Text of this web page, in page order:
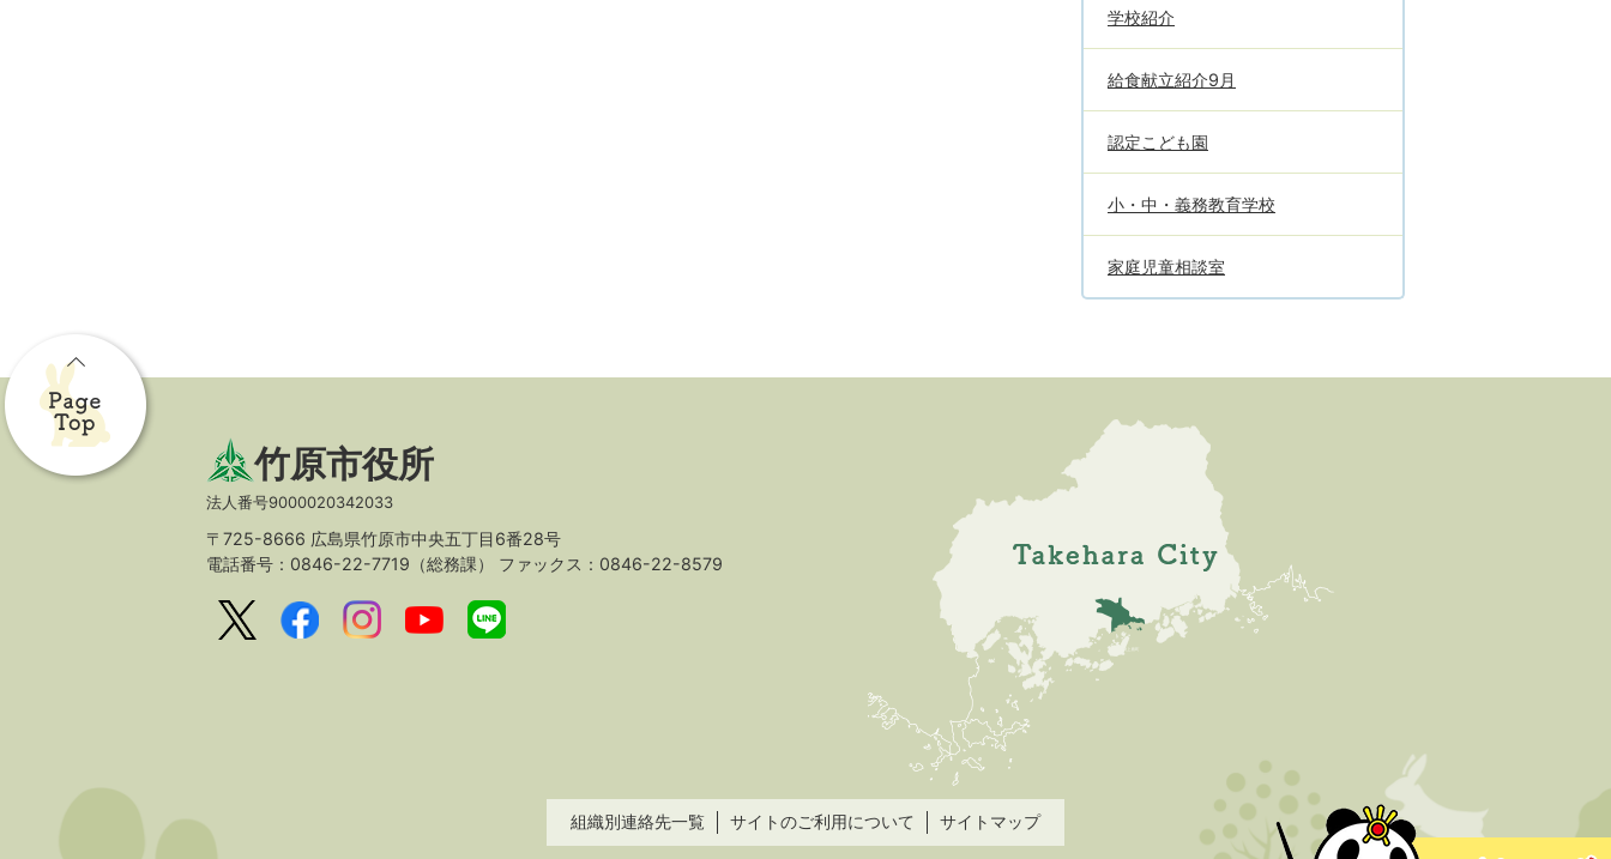
学校紹介
給食献立紹介9月
認定こども園
小・中・義務教育学校
家庭児童相談室
竹原市役所
法人番号9000020342033
〒725-8666 広島県竹原市中央五丁目6番28号
電話番号：0846-22-7719（総務課） ファックス：0846-22-8579
組織別連絡先一覧 サイトのご利用について サイトマップ